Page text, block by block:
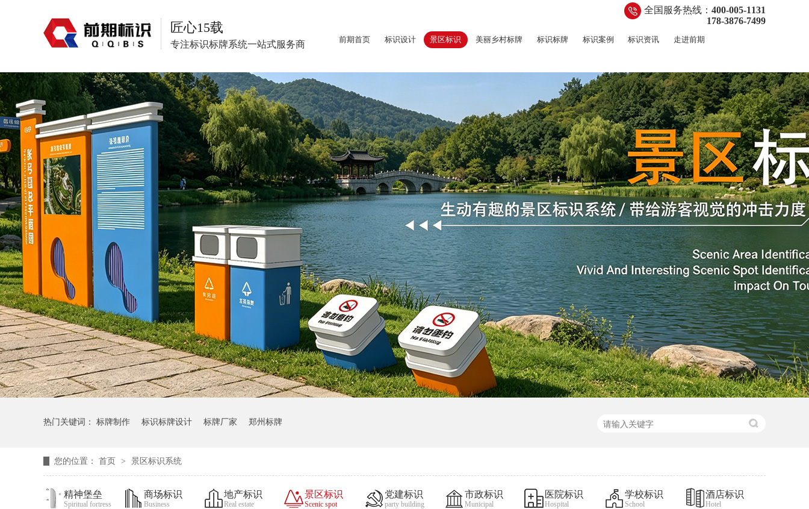
匠心15载
专注标识标牌系统一站式服务商
全国服务热线： 400-005-1131
178-3876-7499
前期首页 标识设计 景区标识 美丽乡村标牌 标识标牌 标识案例 标识资讯 走进前期
热门关键词： 标牌制作 标识标牌设计 标牌厂家 郑州标牌
您的位置： 首页 > 景区标识系统
精神堡垒
Spiritual fortress
商场标识
Business
地产标识
Real estate
景区标识
Scenic spot
党建标识
party building
市政标识
Municipal
医院标识
Hospital
学校标识
School
酒店标识
Hotel